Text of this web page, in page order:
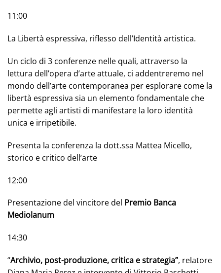
11:00
La Libertà espressiva, riflesso dell’Identità artistica.
Un ciclo di 3 conferenze nelle quali, attraverso la
lettura dell’opera d’arte attuale, ci addentreremo nel
mondo dell’arte contemporanea per esplorare come la
libertà espressiva sia un elemento fondamentale che
permette agli artisti di manifestare la loro identità
unica e irripetibile.
Presenta la conferenza la dott.ssa Mattea Micello,
storico e critico dell’arte
12:00
Presentazione del vincitore del Premio Banca
Mediolanum
14:30
“Archivio, post-produzione, critica e strategia”, relatore